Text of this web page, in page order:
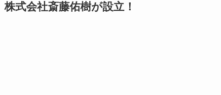
株式会社斎藤佑樹が設立！